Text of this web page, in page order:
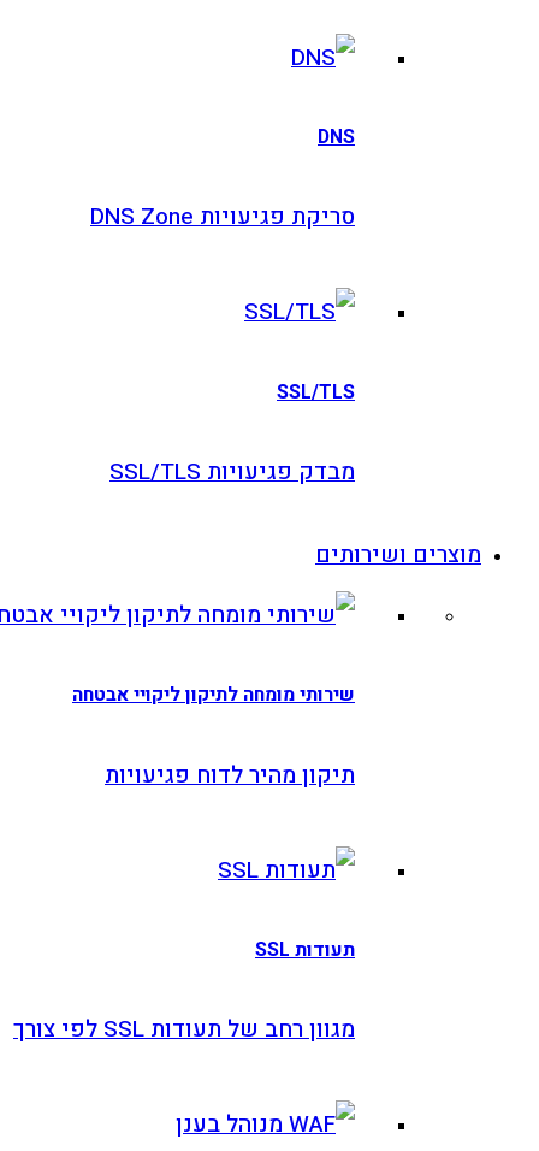
סריקת פגיעויות DNS Zone
SSL/TLS
מבדק פגיעויות SSL/TLS
ושירותים
שירותי מומחה לתיקון ליקויי אבטחה
תיקון מהיר לדוח פגיעויות
מגוון רחב של תעודות SSL לפי צורך